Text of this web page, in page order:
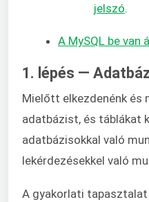
jelszó.
A MySQL be van
1. lépés —
Mielőtt elkezdenénk és
adatbázist, és táblákat
adatbázisokkal való
lekérdezésekkel való
A gyakorlati